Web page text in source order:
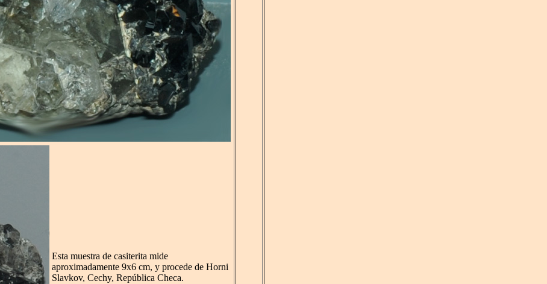
Esta muestra de casiterita mide
aproximadamente 9x6 cm, y procede de Horni
Slavkov, Cechy, República Checa.